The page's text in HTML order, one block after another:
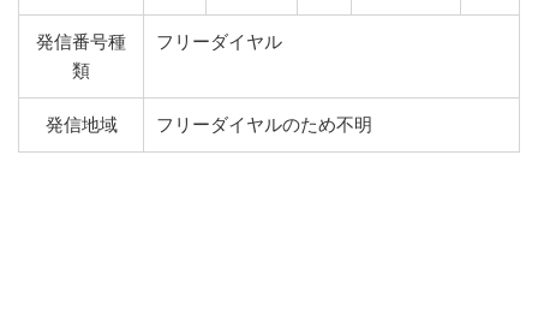
発信番号種
類
フリーダイヤル
発信地域 フリーダイヤルのため不明